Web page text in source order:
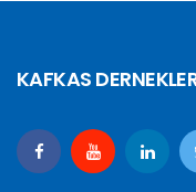
KAFKAS